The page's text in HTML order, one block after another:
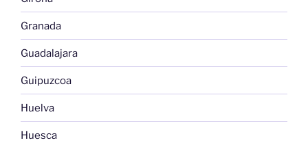
Granada
Guadalajara
Guipuzcoa
Huelva
Huesca